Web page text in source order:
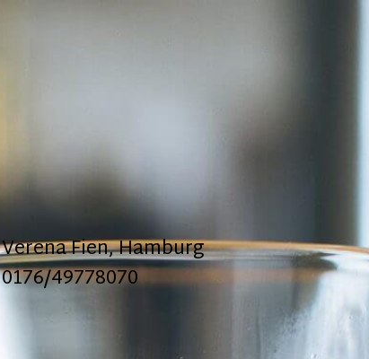
Verena Fien, Hamburg
0176/49778070